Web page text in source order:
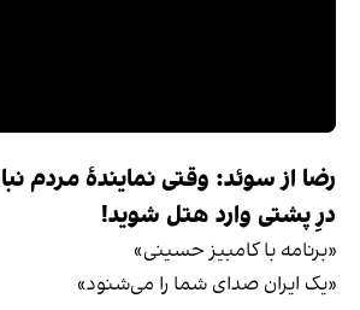
رضا از سوئد: وقتی نمایندهٔ مردم
درِ پشتی وارد هتل شوید!
«برنامه با کامبیز حسینی»
«یک ایران صدای شما را می‌شنود»